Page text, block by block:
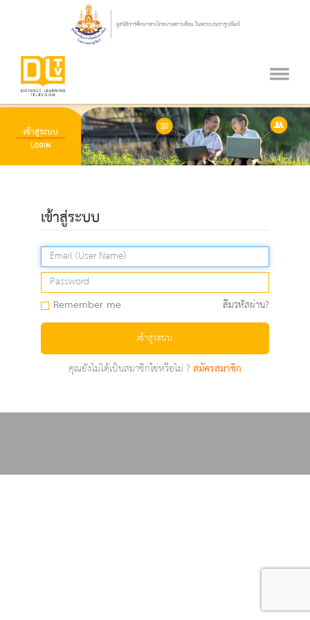
เข้าสู่ระบบ
Remember me ลืมรหัสผ่าน?
เข้าสู่ระบบ
คุณยังไม่ได้เป็นสมาชิกใช่หรือไม่ ?สมัครสมาชิก